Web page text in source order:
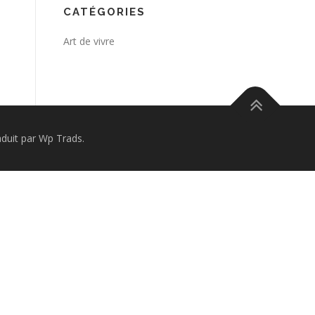
CATÉGORIES
Art de vivre
par Wp Trads.